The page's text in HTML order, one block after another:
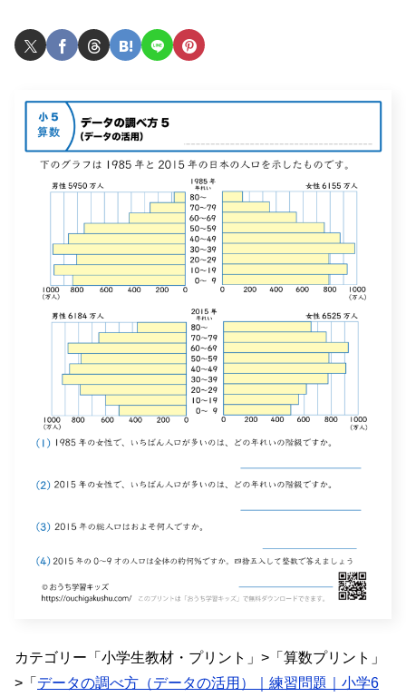
カテゴリー「小学生教材・プリント」>「算数プリント」
>「 データの調べ方（データの活用）｜練習問題｜小学6